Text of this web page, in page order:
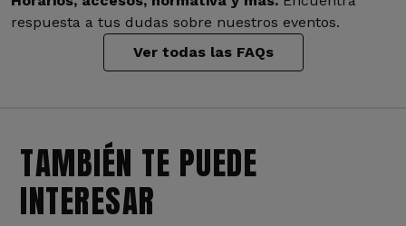
respuesta a tus dudas sobre nuestros eventos.
Ver todas las FAQs
TAMBIÉN TE PUEDE
INTERESAR